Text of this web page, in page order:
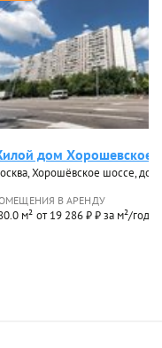
дом Хорошевское
Хорошёвское шоссе, дом
В АРЕНДУ
м² от 19 286 ₽ ₽ за м²/год